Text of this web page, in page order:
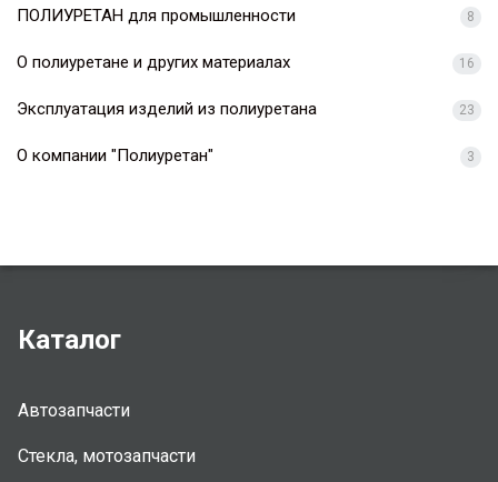
ПОЛИУРЕТАН для промышленности 8
О полиуретане и других материалах 16
Эксплуатация изделий из полиуретана 23
О компании "Полиуретан" 3
Каталог
Автозапчасти
Стекла, мотозапчасти